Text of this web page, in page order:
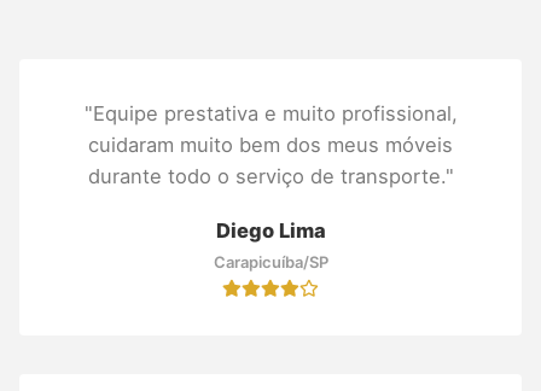
"Equipe prestativa e muito profissional,
cuidaram muito bem dos meus móveis
durante todo o serviço de transporte."
Diego Lima
Carapicuíba/SP